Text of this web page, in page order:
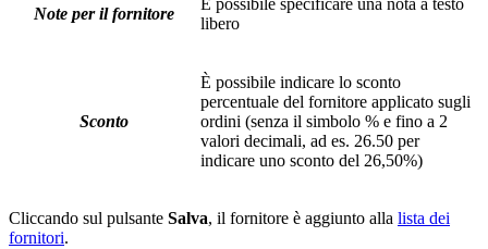
Note per il fornitore
libero
Sconto
È possibile indicare lo sconto
percentuale del fornitore applicato sugli
ordini (senza il simbolo % e fino a 2
valori decimali, ad es. 26.50 per
indicare uno sconto del 26,50%)
Cliccando sul pulsante Salva, il fornitore è aggiunto alla lista dei
fornitori.